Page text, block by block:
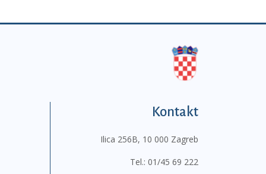
Kontakt
Ilica 256B, 10 000 Zagreb
Tel.: 01/45 69 222